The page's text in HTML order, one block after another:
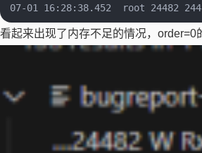
看起来出现了内存不足的情况，order=0